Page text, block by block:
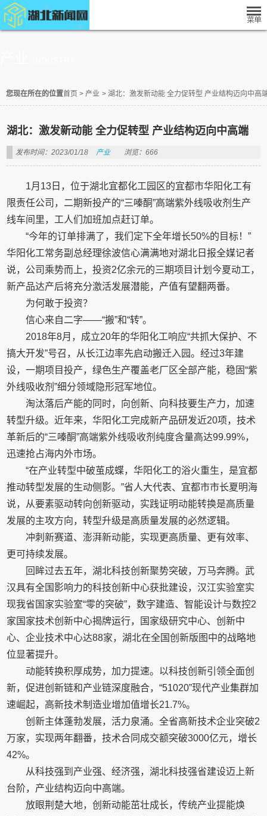
您现在所在的位置首页 > 产业 > 湖北：激发新动能 全力促转型 产业结构迈向中高
湖北：激发新动能 全力促转型 产业结构迈向中高端
发布时间：2023/01/18 产业 浏览：666
1月13日，位于湖北宜都化工园区的宜都市华阳化工有
限责任公司，二期新投产的“三嗪酮”高端紫外线吸收剂生产
线车间里，工人们加班加点赶订单。
“今年的订单排满了，我们定下全年增长50%的目标！”
华阳化工常务副总经理徐波信心满满地对湖北日报全媒记者
说，公司乘势而上，投资2亿余元的三期项目计划今夏动工，
新产品达产后将充分激活发展潜能，产值有望翻两番。
为何敢于投资？
信心来自二字——“搬”和“转”。
2018年8月，成立20年的华阳化工响应“共抓大保护、不
搞大开发”号召，从长江边率先启动搬迁入园。经过3年建
设，一期项目投产，绿色生产覆盖老厂区全部产能，稳固“紫
外线吸收剂”细分领域隐形冠军地位。
淘汰落后产能的同时，向创新、向科技要生产力，加速
转型升级。近年来，华阳化工完成新产品研发近20项，技术
革新后的“三嗪酮”高端紫外线吸收剂纯度含量高达99.99%，
迅速抢占海内外市场。
“在产业转型中破茧成蝶，华阳化工的浴火重生，是宜都
推动转型发展的生动侧影。”省人大代表、宜都市市长夏明海
说，从要素驱动转向创新驱动，实践证明动能转换是高质量
发展的主攻方向，转型升级是高质量发展的必然逻辑。
冲刺新赛道、澎湃新动能，实现更高质量、更有效率、
更可持续发展。
回眸过去五年，湖北科技创新聚势突破，万马奔腾。武
汉具有全国影响力的科技创新中心获批建设，汉江实验室实
现我省国家实验室“零的突破”，数字建造、智能设计与数控2
家国家技术创新中心揭牌运行，国家级研究中心、创新中
心、企业技术中心达88家，湖北在全国创新版图中的战略地
位显著提升。
动能转换积厚成势，加力提速。以科技创新引领全面创
新，促进创新链和产业链深度融合，“51020”现代产业集群加
速崛起，高新技术制造业增加值增长21.7%。
创新主体蓬勃发展，活力泉涌。全省高新技术企业突破2
万家，实现两年翻番，技术合同成交额突破3000亿元，增长
42%。
从科技强到产业强、经济强，湖北科技强省建设迈上新
台阶，产业结构迈向中高端。
放眼荆楚大地，创新动能茁壮成长，传统产业提能焕